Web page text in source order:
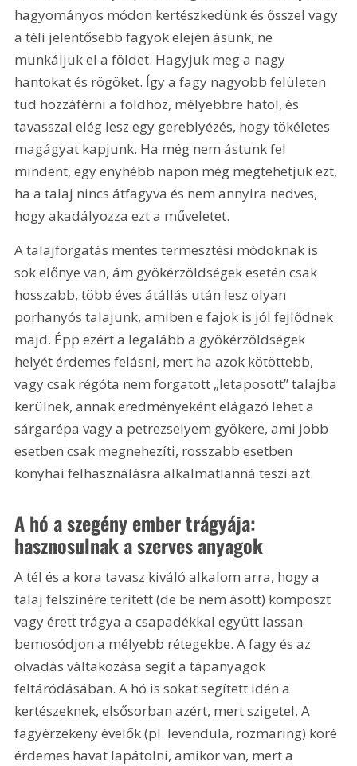
hagyományos módon kertészkedünk és ősszel vagy
a téli jelentősebb fagyok elején ásunk, ne
munkáljuk el a földet. Hagyjuk meg a nagy
hantokat és rögöket. Így a fagy nagyobb felületen
tud hozzáférni a földhöz, mélyebbre hatol, és
tavasszal elég lesz egy gereblyézés, hogy tökéletes
magágyat kapjunk. Ha még nem ástunk fel
mindent, egy enyhébb napon még megtehetjük ezt,
ha a talaj nincs átfagyva és nem annyira nedves,
hogy akadályozza ezt a műveletet.
A talajforgatás mentes termesztési módoknak is
sok előnye van, ám gyökérzöldségek esetén csak
hosszabb, több éves átállás után lesz olyan
porhanyós talajunk, amiben e fajok is jól fejlődnek
majd. Épp ezért a legalább a gyökérzöldségek
helyét érdemes felásni, mert ha azok kötöttebb,
vagy csak régóta nem forgatott „letaposott” talajba
kerülnek, annak eredményeként elágazó lehet a
sárgarépa vagy a petrezselyem gyökere, ami jobb
esetben csak megnehezíti, rosszabb esetben
konyhai felhasználásra alkalmatlanná teszi azt.
A hó a szegény ember trágyája:
hasznosulnak a szerves anyagok
A tél és a kora tavasz kiváló alkalom arra, hogy a
talaj felszínére terített (de be nem ásott) komposzt
vagy érett trágya a csapadékkal együtt lassan
bemosódjon a mélyebb rétegekbe. A fagy és az
olvadás váltakozása segít a tápanyagok
feltáródásában. A hó is sokat segített idén a
kertészeknek, elsősorban azért, mert szigetel. A
fagyérzékeny évelők (pl. levendula, rozmaring) köré
érdemes havat lapátolni, amikor van, mert a